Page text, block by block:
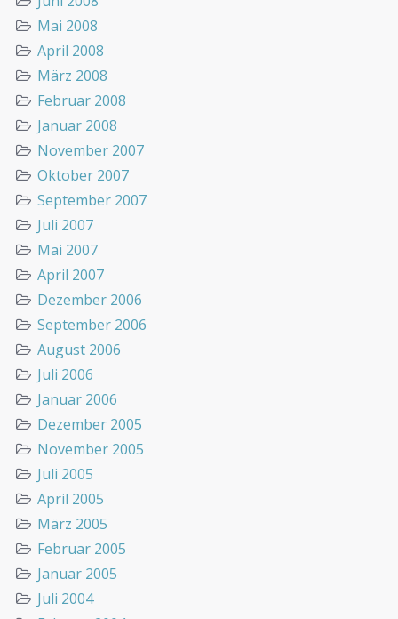
Mai 2008
April 2008
März 2008
Februar 2008
Januar 2008
November 2007
Oktober 2007
September 2007
Juli 2007
Mai 2007
April 2007
Dezember 2006
September 2006
August 2006
Juli 2006
Januar 2006
Dezember 2005
November 2005
Juli 2005
April 2005
März 2005
Februar 2005
Januar 2005
Juli 2004